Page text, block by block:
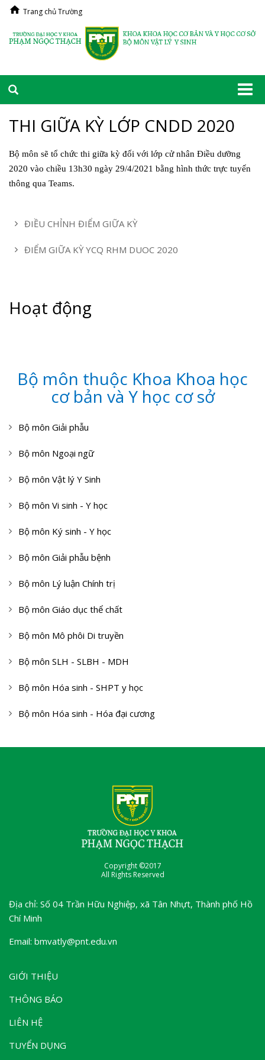
Trang chủ Trường
THI GIỮA KỲ LỚP CNDD 2020
Bộ môn sẽ tổ chức thi giữa kỳ đối với lớp cử nhân Điều dưỡng
2020 vào chiều 13h30 ngày 29/4/2021 bằng hình thức trực tuyến
thông qua Teams.
ĐIỀU CHỈNH ĐIỂM GIỮA KỲ
ĐIỂM GIỮA KỲ YCQ RHM DUOC 2020
Hoạt động
Bộ môn thuộc Khoa Khoa học
cơ bản và Y học cơ sở
Bộ môn Giải phẫu
Bộ môn Ngoại ngữ
Bộ môn Vật lý Y Sinh
Bộ môn Vi sinh - Y học
Bộ môn Ký sinh - Y học
Bộ môn Giải phẫu bệnh
Bộ môn Lý luận Chính trị
Bộ môn Giáo dục thể chất
Bộ môn Mô phôi Di truyền
Bộ môn SLH - SLBH - MDH
Bộ môn Hóa sinh - SHPT y học
Bộ môn Hóa sinh - Hóa đại cương
Copyright ©2017
All Rights Reserved
Địa chỉ: Số 04 Trần Hữu Nghiệp, xã Tân Nhựt, Thành phố Hồ
Chí Minh
Email: bmvatly@pnt.edu.vn
GIỚI THIỆU
THÔNG BÁO
LIÊN HỆ
TUYỂN DỤNG